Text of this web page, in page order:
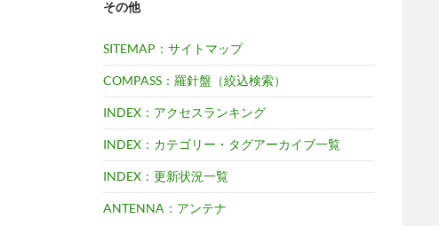
その他
SITEMAP：サイトマップ
COMPASS：羅針盤（絞込検索）
INDEX：アクセスランキング
INDEX：カテゴリー・タグアーカイブ一覧
INDEX：更新状況一覧
ANTENNA：アンテナ